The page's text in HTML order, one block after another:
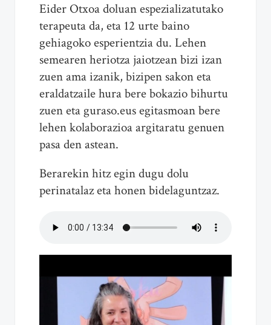
Eider Otxoa doluan espezializatutako
terapeuta da, eta 12 urte baino
gehiagoko esperientzia du. Lehen
semearen heriotza jaiotzean bizi izan
zuen ama izanik, bizipen sakon eta
eraldatzaile hura bere bokazio bihurtu
zuen eta guraso.eus egitasmoan bere
lehen kolaborazioa argitaratu genuen
pasa den astean.
Berarekin hitz egin dugu dolu
perinatalaz eta honen bidelaguntzaz.